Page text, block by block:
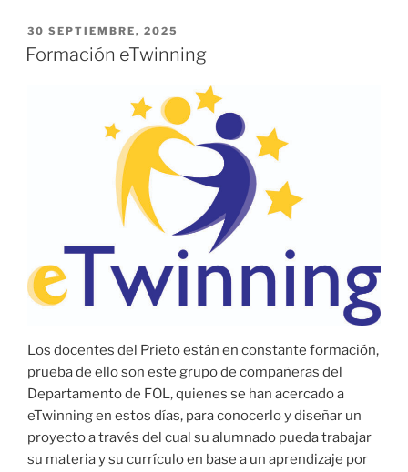
PUBLICADO
EL
30 SEPTIEMBRE, 2025
Formación eTwinning
Los docentes del Prieto están en constante formación,
prueba de ello son este grupo de compañeras del
Departamento de FOL, quienes se han acercado a
eTwinning en estos días, para conocerlo y diseñar un
proyecto a través del cual su alumnado pueda trabajar
su materia y su currículo en base a un aprendizaje por